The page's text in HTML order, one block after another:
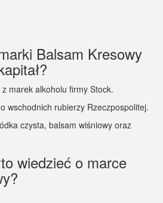
Balsam Kresowy
marek alkoholu firmy Stock.
wschodnich rubierzy Rzeczpospolitej.
czysta, balsam wiśniowy oraz
wiedzieć o marce